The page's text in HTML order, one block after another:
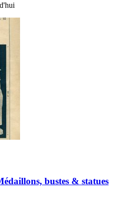
bustes & statues